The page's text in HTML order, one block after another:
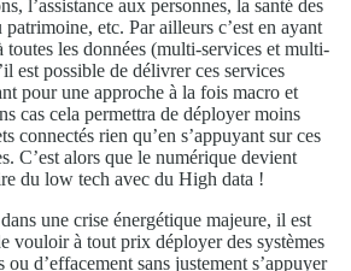
l’assistance aux personnes, la santé des
etc. Par ailleurs c’est en ayant
toutes les données (multi-services et multi-
est possible de délivrer ces services
pour une approche à la fois macro et
cas cela permettra de déployer moins
connectés rien qu’en s’appuyant sur ces
C’est alors que le numérique devient
du low tech avec du High data !
une crise énergétique majeure, il est
vouloir à tout prix déployer des systèmes
ou d’effacement sans justement s’appuyer